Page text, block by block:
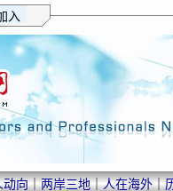
动向｜两岸三地｜人在海外｜